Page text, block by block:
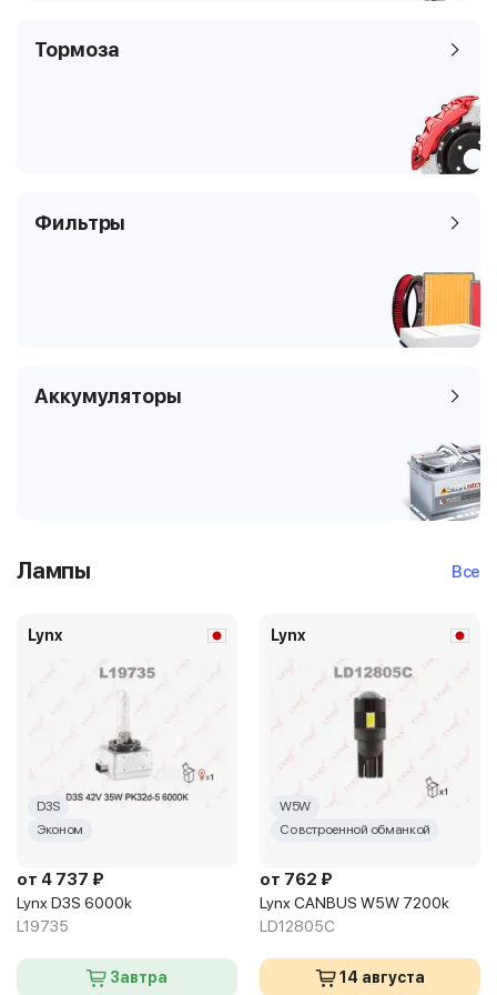
Тормоза
Фильтры
Аккумуляторы
Лампы Все
Lynx
D3S
Эконом
от 4 737 ₽
Lynx D3S 6000k
L19735
Завтра
Lynx
W5W
Со встроенной обманкой
от 762 ₽
Lynx CANBUS W5W 7200k
LD12805C
14 августа